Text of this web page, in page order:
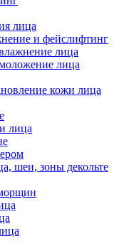
лица
и фейслифтинг
лица
лица
кожи лица
лица
шеи, зоны декольте